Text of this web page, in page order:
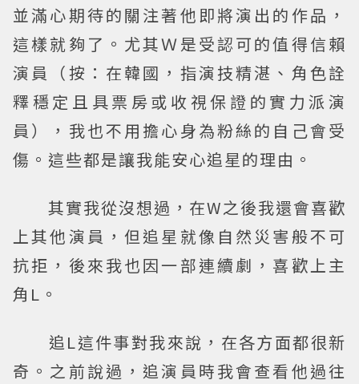
並滿心期待的關注著他即將演出的作品，
這樣就夠了。尤其Ｗ是受認可的值得信賴
演員（按：在韓國，指演技精湛、角色詮
釋穩定且具票房或收視保證的實力派演
員），我也不用擔心身為粉絲的自己會受
傷。這些都是讓我能安心追星的理由。
其實我從沒想過，在W之後我還會喜歡
上其他演員，但追星就像自然災害般不可
抗拒，後來我也因一部連續劇，喜歡上主
角L。
追L這件事對我來說，在各方面都很新
奇。之前說過，追演員時我會查看他過往